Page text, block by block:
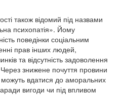
також відомий під назвами
психопатія». Йому
поведінки соціальним
прав інших людей,
та відсутність задоволення
Через знижене почуття провини
вдатися до аморальних
вигоди чи під впливом